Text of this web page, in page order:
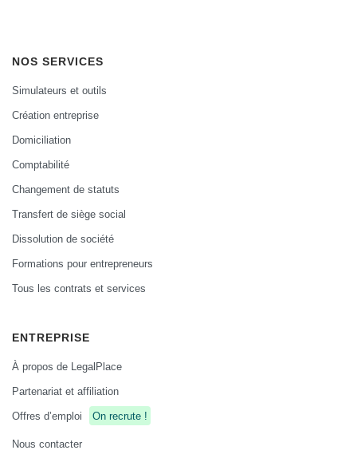
NOS SERVICES
Simulateurs et outils
Création entreprise
Domiciliation
Comptabilité
Changement de statuts
Transfert de siège social
Dissolution de société
Formations pour entrepreneurs
Tous les contrats et services
ENTREPRISE
À propos de LegalPlace
Partenariat et affiliation
Offres d’emploi
On recrute !
Nous contacter